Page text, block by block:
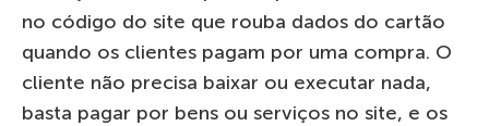
no código do site que rouba dados do cartão
quando os clientes pagam por uma compra. O
cliente não precisa baixar ou executar nada,
basta pagar por bens ou serviços no site, e os